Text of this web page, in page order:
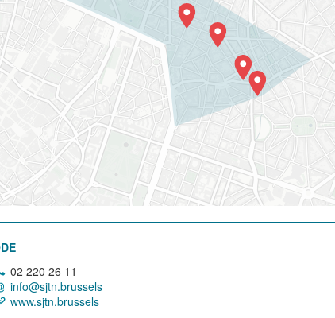
02 220 26 11
info@sjtn.brussels
www.sjtn.brussels